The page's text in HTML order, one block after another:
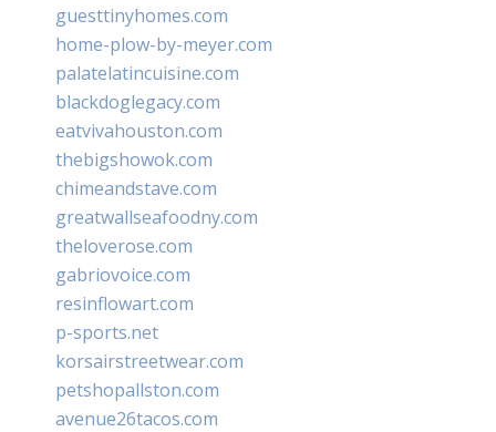
guesttinyhomes.com
home-plow-by-meyer.com
palatelatincuisine.com
blackdoglegacy.com
eatvivahouston.com
thebigshowok.com
chimeandstave.com
greatwallseafoodny.com
theloverose.com
gabriovoice.com
resinflowart.com
p-sports.net
korsairstreetwear.com
petshopallston.com
avenue26tacos.com